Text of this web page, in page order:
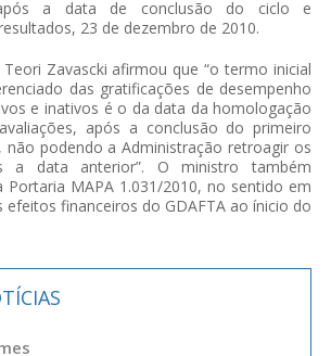
a data de conclusão do ciclo e
23 de dezembro de 2010.
Zavascki afirmou que “o termo inicial
das gratificações de desempenho
e inativos é o da data da homologação
após a conclusão do primeiro
não podendo a Administração retroagir os
a data anterior”. O ministro também
Portaria MAPA 1.031/2010, no sentido em
efeitos financeiros do GDAFTA ao ínicio do